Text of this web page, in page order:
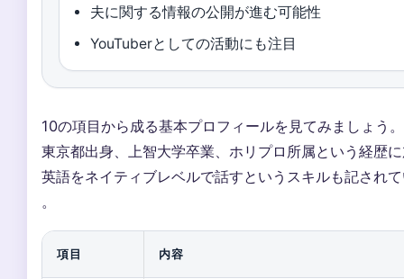
夫に関する情報の公開が進む可能性
YouTuberとしての活動にも注目
10の項目から成る基本プロフィールを見てみましょう。
東京都出身、上智大学卒業、ホリプロ所属という経歴
英語をネイティブレベルで話すというスキルも記され
。
項目 内容